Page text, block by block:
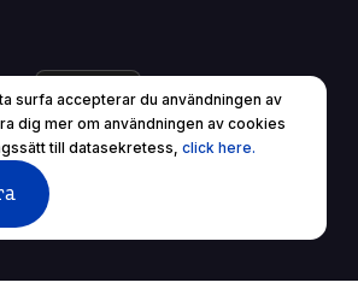
surfa accepterar du användningen av
dig mer om användningen av cookies
till datasekretess, click here.
rättigheter reserverade.
Sekretesspolicy